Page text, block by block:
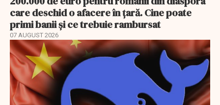
care deschid o afacere în țară. Cine poate
primi banii și ce trebuie rambursat
07 AUGUST 2026